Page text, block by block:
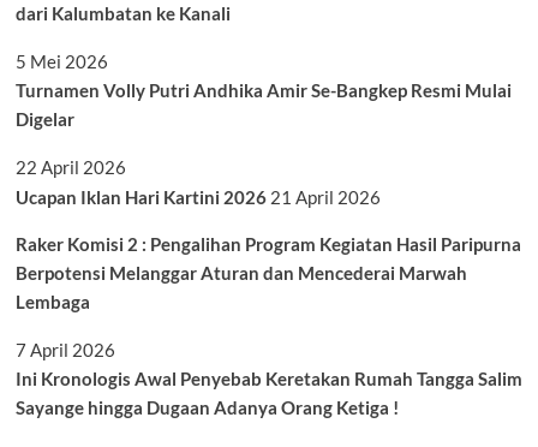
dari Kalumbatan ke Kanali
5 Mei 2026
Turnamen Volly Putri Andhika Amir Se-Bangkep Resmi Mulai
Digelar
22 April 2026
Ucapan Iklan Hari Kartini 2026 21 April 2026
Raker Komisi 2 : Pengalihan Program Kegiatan Hasil Paripurna
Berpotensi Melanggar Aturan dan Mencederai Marwah
Lembaga
7 April 2026
Ini Kronologis Awal Penyebab Keretakan Rumah Tangga Salim
Sayange hingga Dugaan Adanya Orang Ketiga !